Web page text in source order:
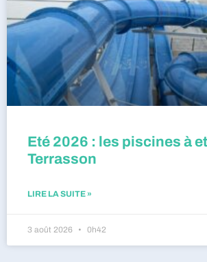
Eté 2026 : les piscines à
Terrasson
LIRE LA SUITE »
3 août 2026 0h42